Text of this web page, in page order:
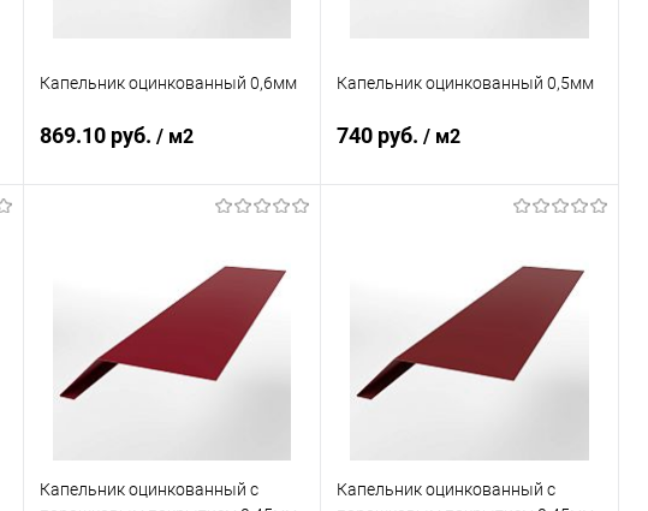
Капельник оцинкованный 0,6мм
869.10 руб. / м2
Купить в 1 клик Сравнение
В избранное Под заказ
Капельник оцинкованный 0,5мм
740 руб./ м2
Купить в 1 клик Сравнение
В избранное Под заказ
Капельник оцинкованный с
Капельник оцинкованный с